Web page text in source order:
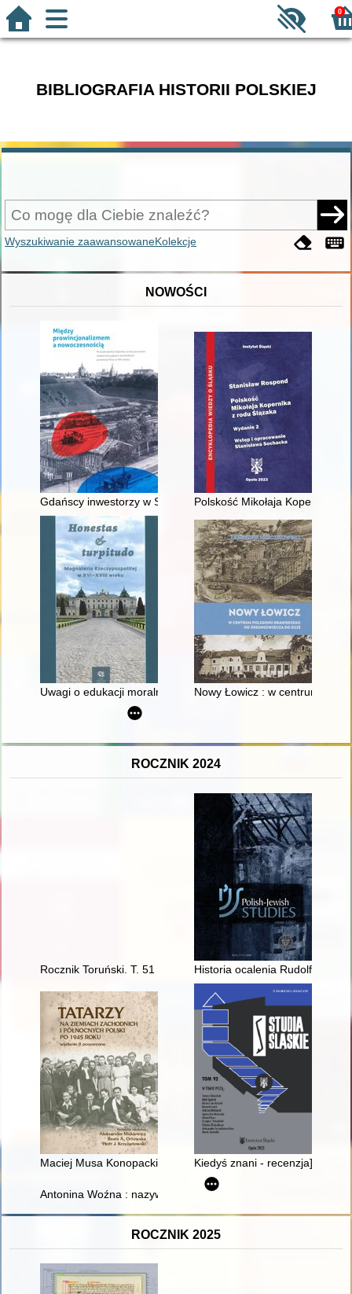
0
BIBLIOGRAFIA HISTORII POLSKIEJ
Wyszukiwanie zaawansowaneKolekcje
NOWOŚCI
Gdańscy inwestorzy w Sopocie : prestiż finansowy i
Polskość Mikołaja Kopernika z
Uwagi o edukacji moralnej synów szlacheckich w XVI-
Nowy Łowicz : w centrum
ROCZNIK 2024
Rocznik Toruński. T. 51 (2024) Historia ocalenia Rudolfa
Maciej Musa Konopacki - wileński Tatar z Wybrzeża
Kiedyś znani - recenzja]
Antonina Woźna : nazywano ją mamą
ROCZNIK 2025